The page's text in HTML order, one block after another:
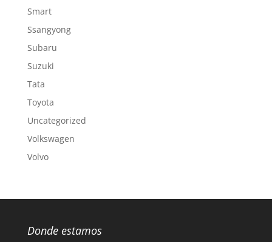
Smart
Ssangyong
Subaru
Suzuki
Tata
Toyota
Uncategorized
Volkswagen
Volvo
Donde estamos